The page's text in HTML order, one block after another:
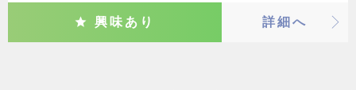
興味あり 詳細へ